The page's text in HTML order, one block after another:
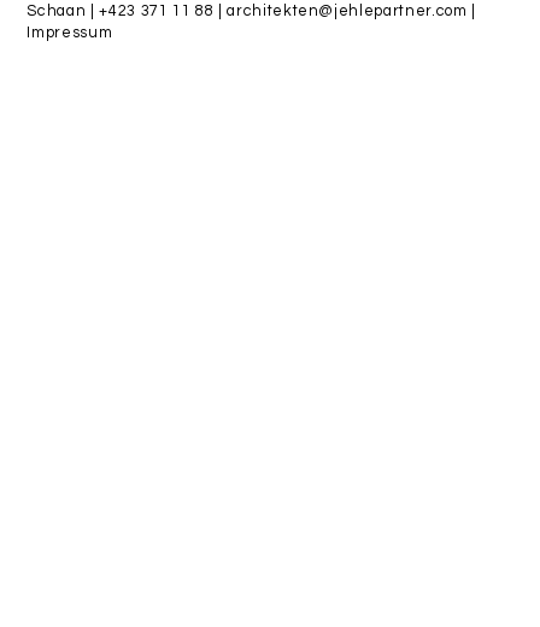
Schaan |+423 371 11 88 |architekten@jehlepartner.com
Impressum